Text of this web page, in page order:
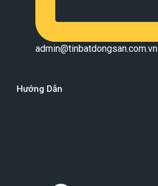
admin@tinbatdongsan.com.vn
Hướng Dẫn